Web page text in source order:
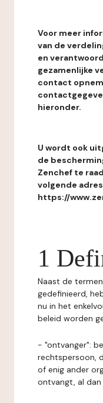
Voor meer
van de
en
gezamenlijke
contact
hieronder.
U wordt ook
de
Zenchef te
volgende
https://
1
Naast de
gedefinieerd,
nu in het
beleid worden
- "ontvanger":
rechtspersoon,
of enig ander
ontvangt, al